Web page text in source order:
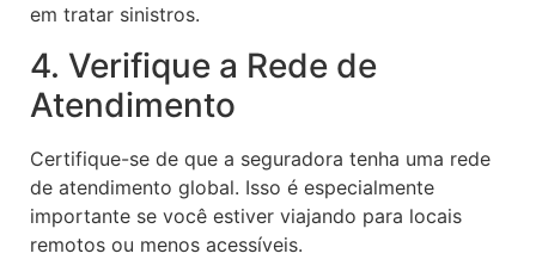
em tratar sinistros.
4. Verifique a Rede de
Atendimento
Certifique-se de que a seguradora tenha uma rede
de atendimento global. Isso é especialmente
importante se você estiver viajando para locais
remotos ou menos acessíveis.